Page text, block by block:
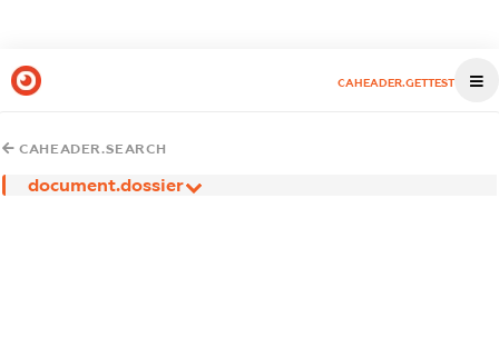
CAHEADER.GETTEST
CAHEADER.SEARCH
document.dossier